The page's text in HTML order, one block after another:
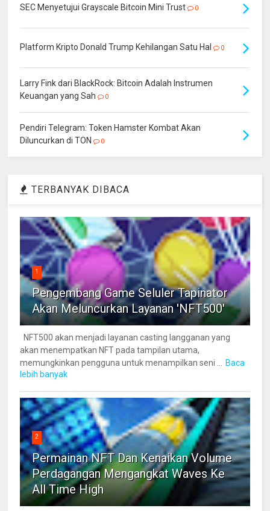
SEC Menyetujui Grayscale Bitcoin Mini Trust 0
Platform Kripto Donald Trump Kehilangan Satu Hal 0
Larry Fink dari BlackRock: Bitcoin Adalah Instrumen
Keuangan yang Sah
0
Pendiri Telegram: Token Hamster Kombat Akan
Diluncurkan di TON
0
TERBANYAK DIBACA
1
Pengembang Game Seluler Tapinator
Akan Meluncurkan Layanan 'NFT500'
NFT500 akan menjadi layanan casting langganan yang
akan menempatkan NFT pada tampilan utama,
memungkinkan pengguna untuk menampilkan seni ...
Baca
lebih banyak
2
Permainan NFT Dan Kenaikan Volume
Perdagangan Mengangkat Waves Ke
All Time High